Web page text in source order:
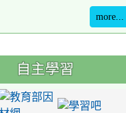
more...
自主學習